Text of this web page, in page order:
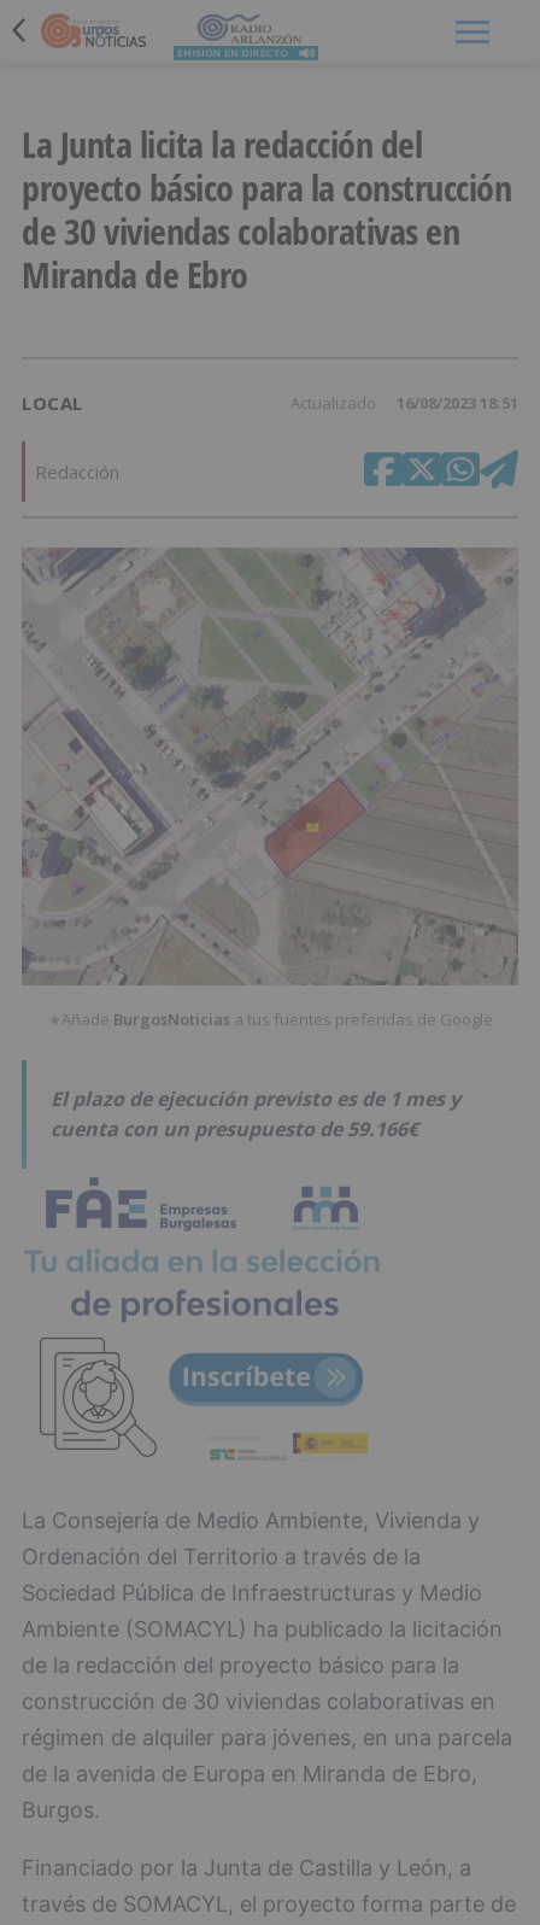
La Junta licita la redacción del
proyecto básico para la construcción
de 30 viviendas colaborativas en
Miranda de Ebro
LOCAL Actualizado 16/08/2023 18:51
Redacción
★Añade BurgosNoticias a tus fuentes preferidas de Google
El plazo de ejecución previsto es de 1 mes y
cuenta con un presupuesto de 59.166€
La Consejería de Medio Ambiente, Vivienda y
Ordenación del Territorio a través de la
Sociedad Pública de Infraestructuras y Medio
Ambiente (SOMACYL) ha publicado la licitación
de la redacción del proyecto básico para la
construcción de 30 viviendas colaborativas en
régimen de alquiler para jóvenes, en una parcela
de la avenida de Europa en Miranda de Ebro,
Burgos.
Financiado por la Junta de Castilla y León, a
través de SOMACYL, el proyecto forma parte de